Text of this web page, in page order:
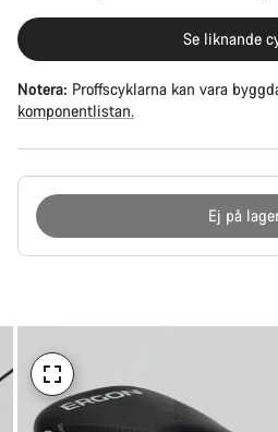
Se liknande
Notera: Proffscyklarna kan vara
komponentlistan.
Ej på